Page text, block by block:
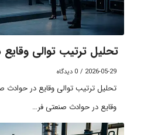
تحلیل ترتیب توالی
2026-05-29
/ 0 دیدگاه
تحلیل ترتیب توالی وقایع در حوادث
وقایع در حوادث صنعتی فر…